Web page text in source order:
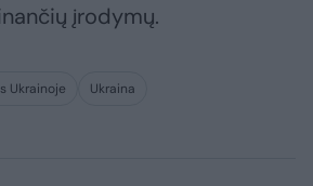
įrodymų.
Ukrainoje
Ukraina